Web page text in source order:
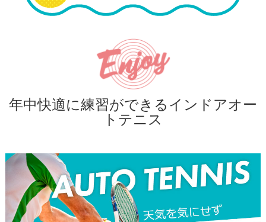
年中快適に練習ができるインドアオー
トテニス